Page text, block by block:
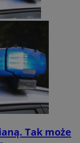
Tak może